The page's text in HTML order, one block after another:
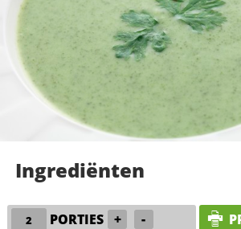
Ingrediënten
PORTIES + -